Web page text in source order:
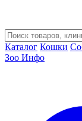
Каталог Кошки
Зоо Инфо